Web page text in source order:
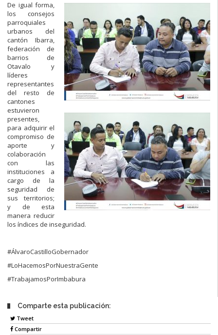
De igual forma,
los consejos
parroquiales
urbanos del
cantón Ibarra,
federación de
barrios de
Otavalo y
líderes
representantes
del resto de
cantones
estuvieron
presentes,
para adquirir el
compromiso de
aporte y
colaboración
con las
instituciones a
cargo de la
seguridad de
sus territorios;
y de esta
manera reducir
los índices de inseguridad.
#ÁlvaroCastilloGobernador
#LoHacemosPorNuestraGente
#TrabajamosPorImbabura
Comparte esta publicación:
Tweet
Compartir